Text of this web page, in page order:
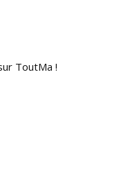
ToutMa !